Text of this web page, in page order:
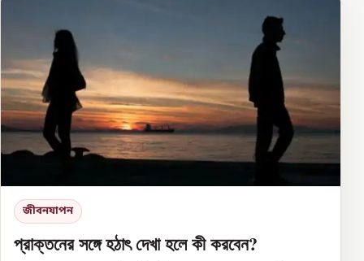
জীবনযাপন
প্রাক্তনের সঙ্গে হঠাৎ দেখা হলে কী করবেন?